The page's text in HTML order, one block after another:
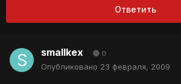
Ответить
smallkex 0
Опубликовано 23 февраля, 2009